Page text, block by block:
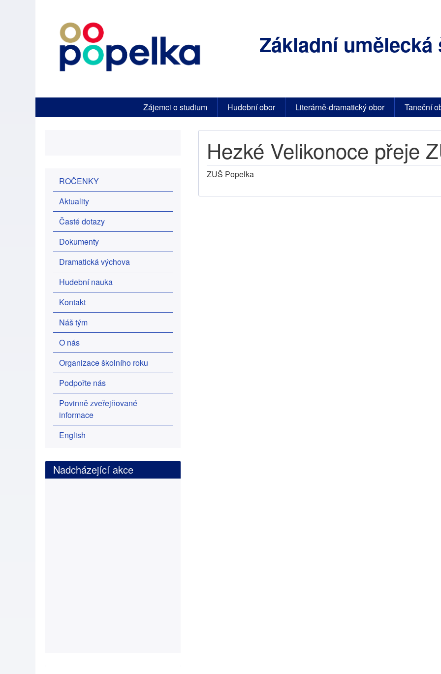
Základní umělecká
menu
Zájemci o studium Hudební obor Literárně-dramatický obor Taneční
Hezké Velikonoce přeje
ZUŠ Popelka
Postranní
menu
ROČENKY
Aktuality
Časté dotazy
Dokumenty
Dramatická výchova
Hudební nauka
Kontakt
Náš tým
O nás
Organizace školního roku
Podpořte nás
Povinně zveřejňované
informace
English
Nadcházející akce